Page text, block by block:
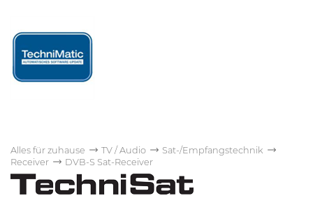
Alles für zuhause TV / Audio
Sat-/Empfangstechnik
Receiver
DVB-S Sat-Receiver